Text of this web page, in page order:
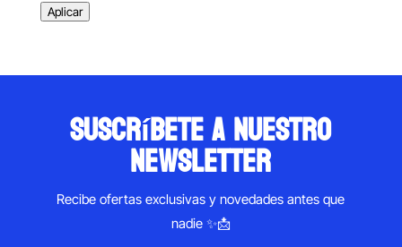
Aplicar
suscríbete a nuestro
newsletter
Recibe ofertas exclusivas y novedades antes que
nadie ✨📩